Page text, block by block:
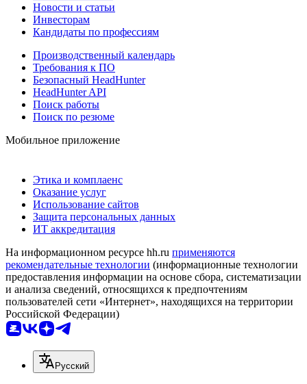
Новости и статьи
Инвесторам
Кандидаты по профессиям
Производственный календарь
Требования к ПО
Безопасный HeadHunter
HeadHunter API
Поиск работы
Поиск по резюме
Мобильное приложение
Этика и комплаенс
Оказание услуг
Использование сайтов
Защита персональных данных
ИТ аккредитация
На информационном ресурсе hh.ru применяются
рекомендательные технологии (информационные технологии
предоставления информации на основе сбора, систематизации
и анализа сведений, относящихся к предпочтениям
пользователей сети «Интернет», находящихся на территории
Российской Федерации)
Русский